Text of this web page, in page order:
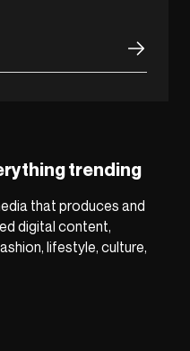
trending
that produces and
digital content,
lifestyle, culture,